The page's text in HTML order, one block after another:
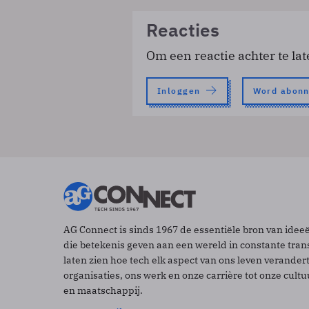
Reacties
Om een reactie achter te
Inloggen Word
AG Connect is sinds 1967 de essentiële bron van
die betekenis geven aan een wereld in constante
laten zien hoe tech elk aspect van ons leven
organisaties, ons werk en onze carrière tot onze
en maatschappij.